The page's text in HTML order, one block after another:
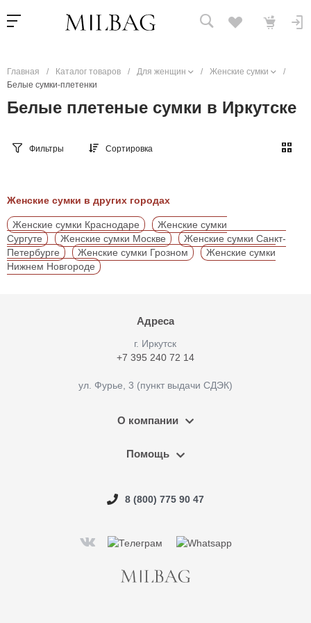
Главная / Каталог товаров / Для женщин / Женские сумки
/
Белые сумки-плетенки
Белые плетеные сумки в Иркутске
Фильтры Сортировка
Женские сумки в других городах
Женские сумки Краснодаре
Женские сумки
Сургуте
Женские сумки Москве
Женские сумки Санкт-
Петербурге
Женские сумки Грозном
Женские сумки
Нижнем Новгороде
Адреса
г. Иркутск
+7 395 240 72 14
ул. Фурье, 3 (пункт выдачи СДЭК)
О компании
Помощь
8 (800) 775 90 47